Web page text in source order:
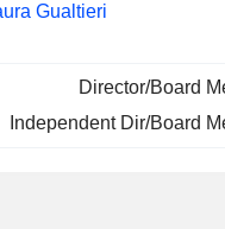
Gualtieri
Director/Board
Independent Dir/Board